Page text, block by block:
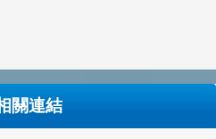
關連結